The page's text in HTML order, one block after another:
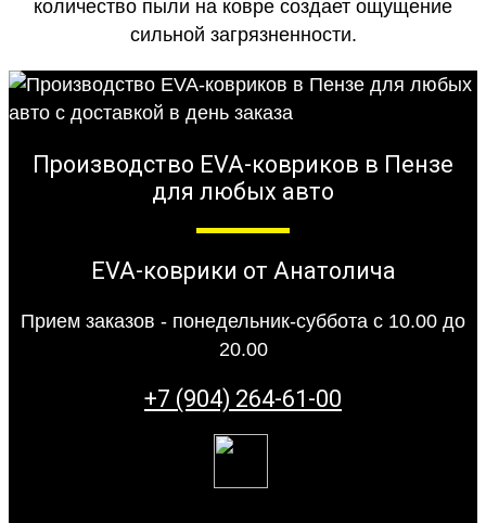
количество пыли на ковре создает ощущение
сильной загрязненности.
Производство EVA-ковриков в Пензе
для любых авто
EVA-коврики от Анатолича
Прием заказов - понедельник-суббота с 10.00 до
20.00
+7 (904) 264-61-00